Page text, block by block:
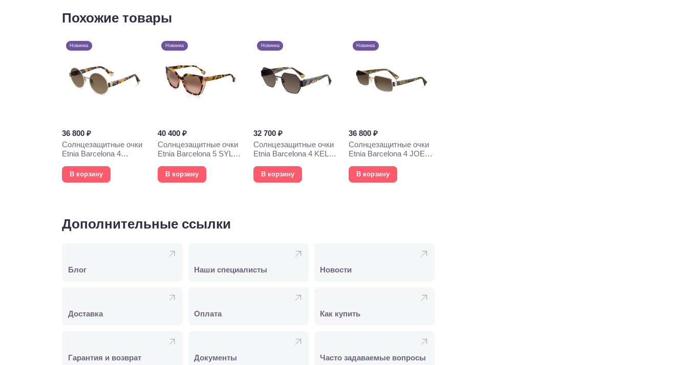
Похожие товары
Новинка
36 800 ₽
Солнцезащитные очки
Etnia Barcelona 4
В корзину
Новинка
40 400 ₽
Солнцезащитные очки
Etnia Barcelona 5 SYLYS
В корзину
Новинка
32 700 ₽
Солнцезащитные очки
Etnia Barcelona 4 KELLY
В корзину
Новинка
36 800 ₽
Солнцезащитные очки
Etnia Barcelona 4 JOEY
В корзину
Дополнительные ссылки
Блог Наши специалисты Новости
Доставка Оплата Как купить
Гарантия и возврат Документы Часто задаваемые вопросы